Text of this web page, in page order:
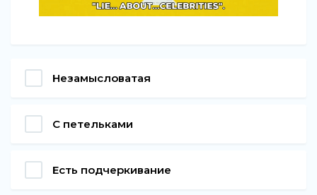
Незамысловатая
С петельками
Есть подчеркивание